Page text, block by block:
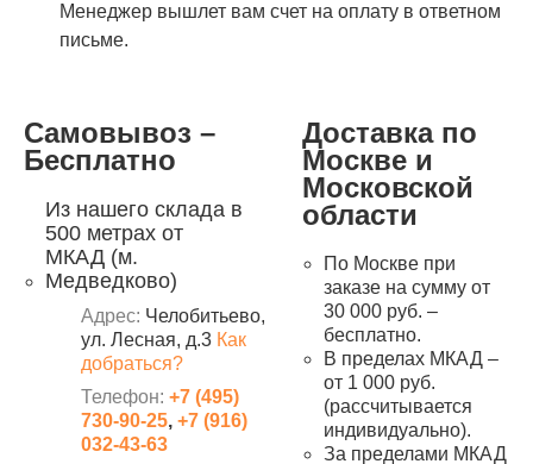
Менеджер вышлет вам счет на оплату в ответном
письме.
Самовывоз –
Бесплатно
Из нашего склада в
500 метрах от
МКАД (м.
Медведково)
Адрес: Челобитьево,
ул. Лесная, д.3 Как
добраться?
Телефон: +7 (495)
730-90-25, +7 (916)
032-43-63
Доставка по
Москве и
Московской
области
По Москве при
заказе на сумму от
30 000 руб. –
бесплатно.
В пределах МКАД –
от 1 000 руб.
(рассчитывается
индивидуально).
За пределами МКАД